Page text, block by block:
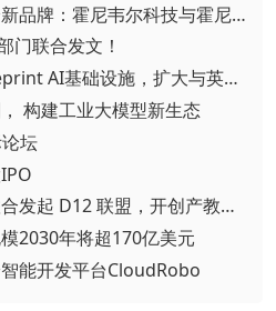
▪ 霍尼韦尔发布分拆后全新品牌：霍尼韦尔科技与霍尼韦尔航空航天
门联合发文！
▪ ABB通过集成DSX Blueprint AI基础设施，扩大与英伟达的合作
构建工业大模型新生态
坛
▪ 重磅官宣！汇川技术联合发起 D12 联盟，开创产教融合新范式
2030年将超170亿美元
能开发平台CloudRobo